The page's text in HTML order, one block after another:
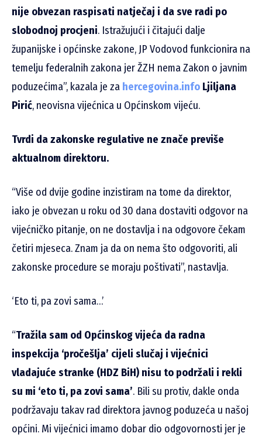
nije obvezan raspisati natječaj i da sve radi po
slobodnoj procjeni. Istražujući i čitajući dalje
županijske i općinske zakone, JP Vodovod funkcionira na
temelju federalnih zakona jer ŽZH nema Zakon o javnim
poduzećima”, kazala je za hercegovina.info Ljiljana
Pirić, neovisna vijećnica u Općinskom vijeću.
Tvrdi da zakonske regulative ne znače previše
aktualnom direktoru.
“Više od dvije godine inzistiram na tome da direktor,
iako je obvezan u roku od 30 dana dostaviti odgovor na
vijećničko pitanje, on ne dostavlja i na odgovore čekam
četiri mjeseca. Znam ja da on nema što odgovoriti, ali
zakonske procedure se moraju poštivati”, nastavlja.
‘Eto ti, pa zovi sama…’
“Tražila sam od Općinskog vijeća da radna
inspekcija ‘pročešlja’ cijeli slučaj i vijećnici
vladajuće stranke (HDZ BiH) nisu to podržali i rekli
su mi ‘eto ti, pa zovi sama’. Bili su protiv, dakle onda
podržavaju takav rad direktora javnog poduzeća u našoj
općini. Mi vijećnici imamo dobar dio odgovornosti jer je